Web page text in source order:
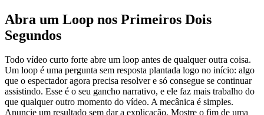
Abra um Loop nos Primeiros Dois
Segundos
Todo vídeo curto forte abre um loop antes de qualquer outra coisa.
Um loop é uma pergunta sem resposta plantada logo no início: algo
que o espectador agora precisa resolver e só consegue se continuar
assistindo. Esse é o seu gancho narrativo, e ele faz mais trabalho do
que qualquer outro momento do vídeo. A mecânica é simples.
Anuncie um resultado sem dar a explicação. Mostre o fim de uma